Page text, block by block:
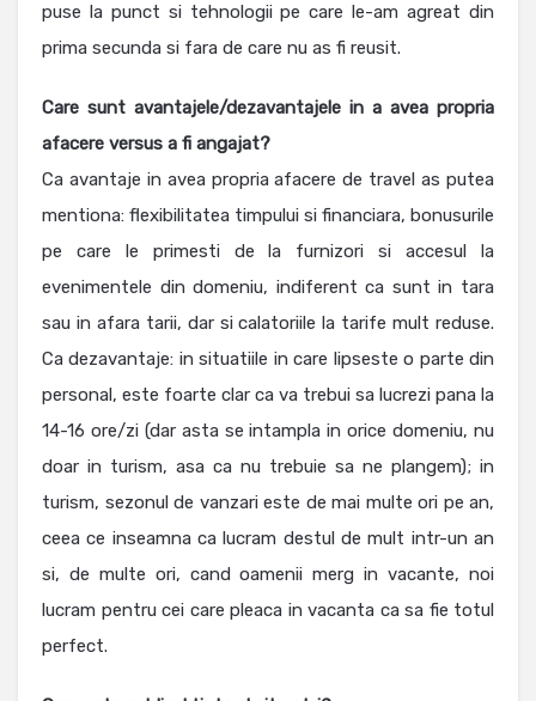
puse la punct si tehnologii pe care le-am agreat din
prima secunda si fara de care nu as fi reusit.
Care sunt avantajele/dezavantajele in a avea propria
afacere versus a fi angajat?
Ca avantaje in avea propria afacere de travel as putea
mentiona: flexibilitatea timpului si financiara, bonusurile
pe care le primesti de la furnizori si accesul la
evenimentele din domeniu, indiferent ca sunt in tara
sau in afara tarii, dar si calatoriile la tarife mult reduse.
Ca dezavantaje: in situatiile in care lipseste o parte din
personal, este foarte clar ca va trebui sa lucrezi pana la
14-16 ore/zi (dar asta se intampla in orice domeniu, nu
doar in turism, asa ca nu trebuie sa ne plangem); in
turism, sezonul de vanzari este de mai multe ori pe an,
ceea ce inseamna ca lucram destul de mult intr-un an
si, de multe ori, cand oamenii merg in vacante, noi
lucram pentru cei care pleaca in vacanta ca sa fie totul
perfect.